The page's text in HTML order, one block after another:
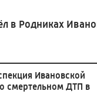
Ивановской
Ивановской
смертельном ДТП в